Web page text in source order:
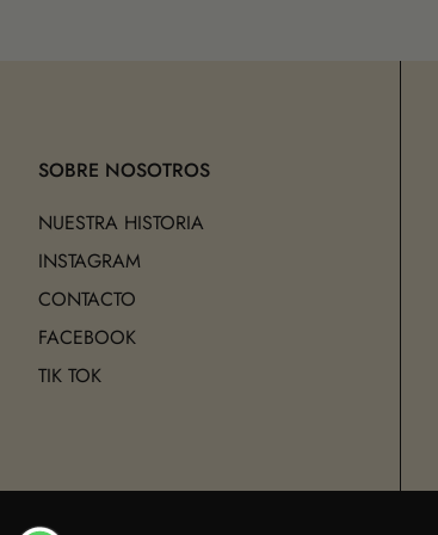
SOBRE NOSOTROS
NUESTRA HISTORIA
INSTAGRAM
CONTACTO
FACEBOOK
TIK TOK